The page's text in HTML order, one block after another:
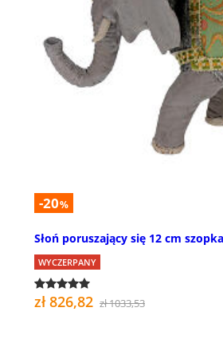
-20%
Słoń poruszający się 12 cm
WYCZERPANY
zł 826,82 zł 1033,53